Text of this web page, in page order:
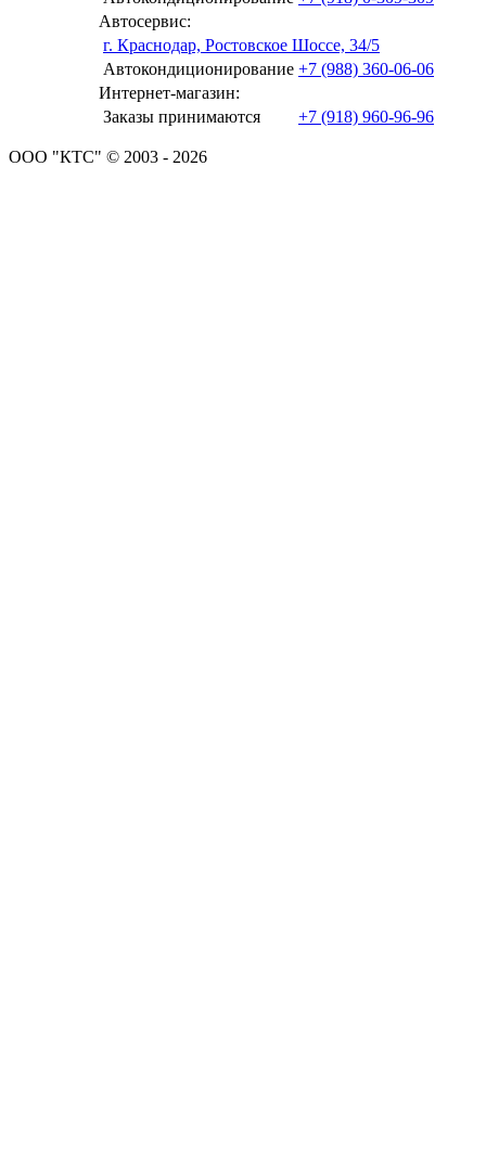
Автосервис:
г. Краснодар, Ростовское Шоссе, 34/5
Автокондиционирование +7 (988) 360-06-06
Интернет-магазин:
Заказы принимаются
+7 (918) 960-96-96
ООО "КТС" © 2003 - 2026